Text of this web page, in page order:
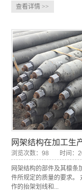
查看详情 >>
网架结构在加工生
浏览次数：98 时间：
网架结构的部件及其檩条
件所规定的质量的要求。
作的抬架划线和...